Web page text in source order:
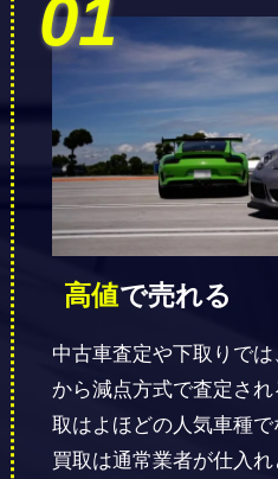
高値で売れる
中古車査定や下取りで
から減点方式で査定さ
取はよほどの人気車種で
買取は通常業者が仕入